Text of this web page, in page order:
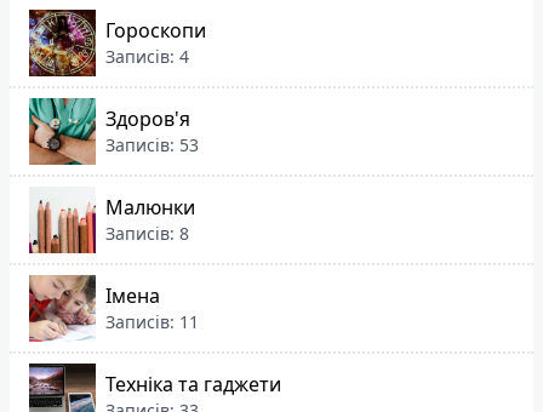
Гороскопи
Записів: 4
Здоров'я
Записів: 53
Малюнки
Записів: 8
Імена
Записів: 11
Техніка та гаджети